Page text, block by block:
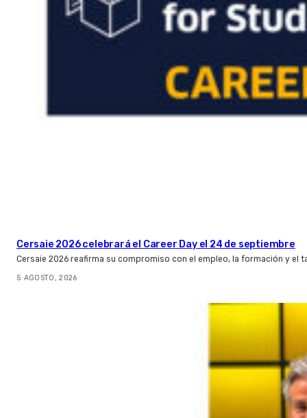
Cersaie 2026 celebrará el Career Day el 24 de septiembre
Cersaie 2026 reafirma su compromiso con el empleo, la formación y el
5 AGOSTO, 2026